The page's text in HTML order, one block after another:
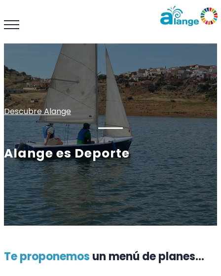
Descubre Alange
Alange es Deporte
Te proponemos un menú de planes...